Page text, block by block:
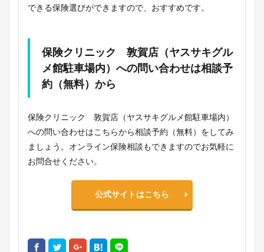
できる保険選びができますので、おすすめです。
保険クリニック 敦賀店（ヤスサキグル
メ館駐車場内）への問い合わせは相談予
約（無料）から
保険クリニック 敦賀店（ヤスサキグルメ館駐車場内）
への問い合わせはこちらから相談予約（無料）をしてみ
ましょう。オンライン保険相談もできますのでお気軽に
お問合せください。
公式サイトはこちら